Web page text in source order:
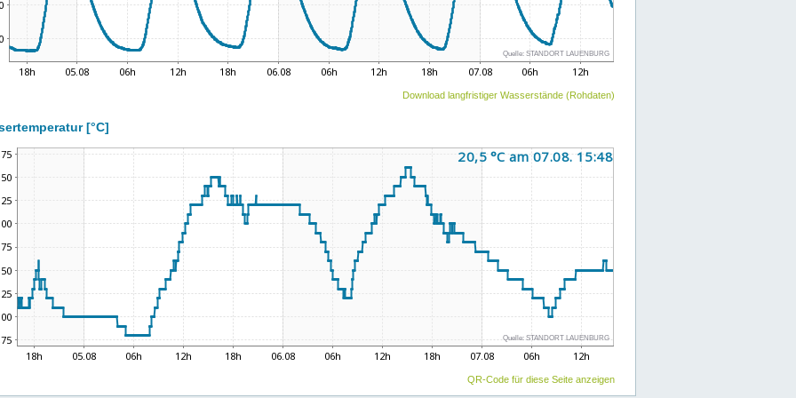
Download langfristiger Wasserstände (Rohdaten)
[°C]
QR-Code für diese Seite anzeigen